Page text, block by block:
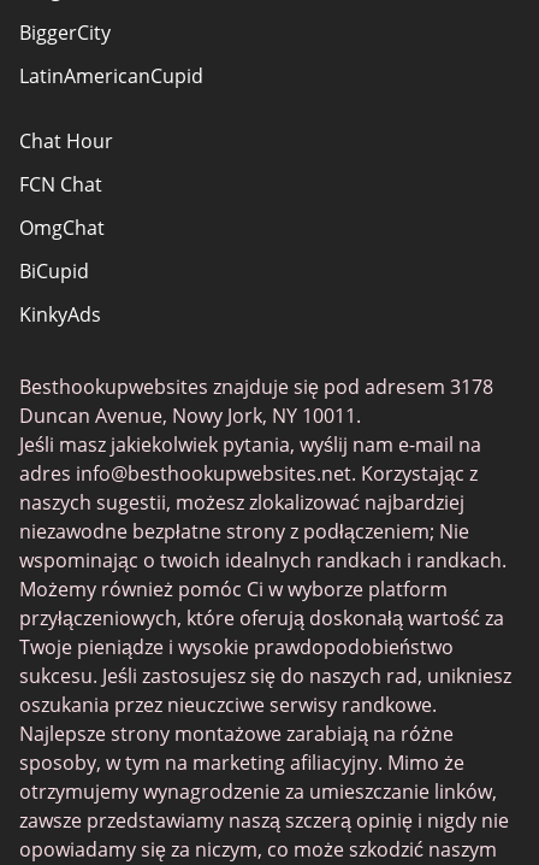
BiggerCity
LatinAmericanCupid
Chat Hour
FCN Chat
OmgChat
BiCupid
KinkyAds
Together2Night
MyLOL
Swingtowns
Instabang
Besthookupwebsites znajduje się pod adresem 3178
Duncan Avenue, Nowy Jork, NY 10011.
Jeśli masz jakiekolwiek pytania, wyślij nam e-mail na
adres info@besthookupwebsites.net. Korzystając z
naszych sugestii, możesz zlokalizować najbardziej
niezawodne bezpłatne strony z podłączeniem; Nie
wspominając o twoich idealnych randkach i randkach.
Możemy również pomóc Ci w wyborze platform
przyłączeniowych, które oferują doskonałą wartość za
Twoje pieniądze i wysokie prawdopodobieństwo
sukcesu. Jeśli zastosujesz się do naszych rad, unikniesz
oszukania przez nieuczciwe serwisy randkowe.
Najlepsze strony montażowe zarabiają na różne
sposoby, w tym na marketing afiliacyjny. Mimo że
otrzymujemy wynagrodzenie za umieszczanie linków,
zawsze przedstawiamy naszą szczerą opinię i nigdy nie
opowiadamy się za niczym, co może szkodzić naszym